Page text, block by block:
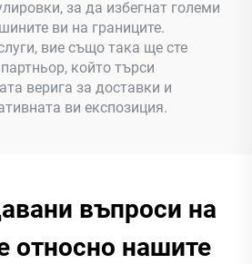
за да избегнат големи
ви на границите.
вие също така ще сте
който търси
верига за доставки и
ви експозиция.
въпроси на
относно нашите